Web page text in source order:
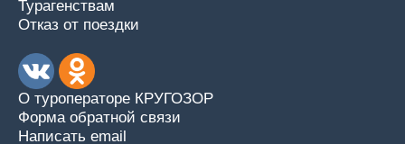
Турагенствам
Отказ от поездки
О туроператоре КРУГОЗОР
Форма обратной связи
Написать email